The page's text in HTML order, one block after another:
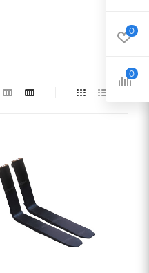
0
0